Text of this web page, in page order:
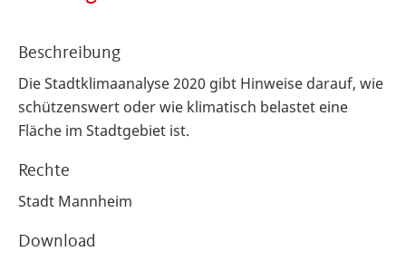
Beschreibung
Die Stadtklimaanalyse 2020 gibt Hinweise darauf, wie
schützenswert oder wie klimatisch belastet eine
Fläche im Stadtgebiet ist.
Rechte
Stadt Mannheim
Download